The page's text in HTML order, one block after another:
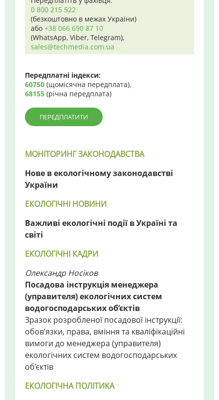
0 800 215 522
(безкоштовно в межах України)
або +38 066 690 87 10
(WhatsApp, Viber, Telegram),
sales@techmedia.com.ua
Передплатні індекси:
60750 (щомісячна передплата),
68155 (річна передплата)
ПЕРЕДПЛАТИТИ
МОНІТОРИНГ ЗАКОНОДАВСТВА
Нове в екологічному законодавстві
України
ЕКОЛОГІЧНІ НОВИНИ
Важливі екологічні події в Україні та
світі
ЕКОЛОГІЧНІ КАДРИ
Олександр Носіков
Посадова інструкція менеджера
(управителя) екологічних систем
водогосподарських об’єктів
Зразок розробленої посадової інструкції:
обов’язки, права, вміння та кваліфікаційні
вимоги до менеджера (управителя)
екологічних систем водогосподарських
об’єктів
ЕКОЛОГІЧНА ПОЛІТИКА